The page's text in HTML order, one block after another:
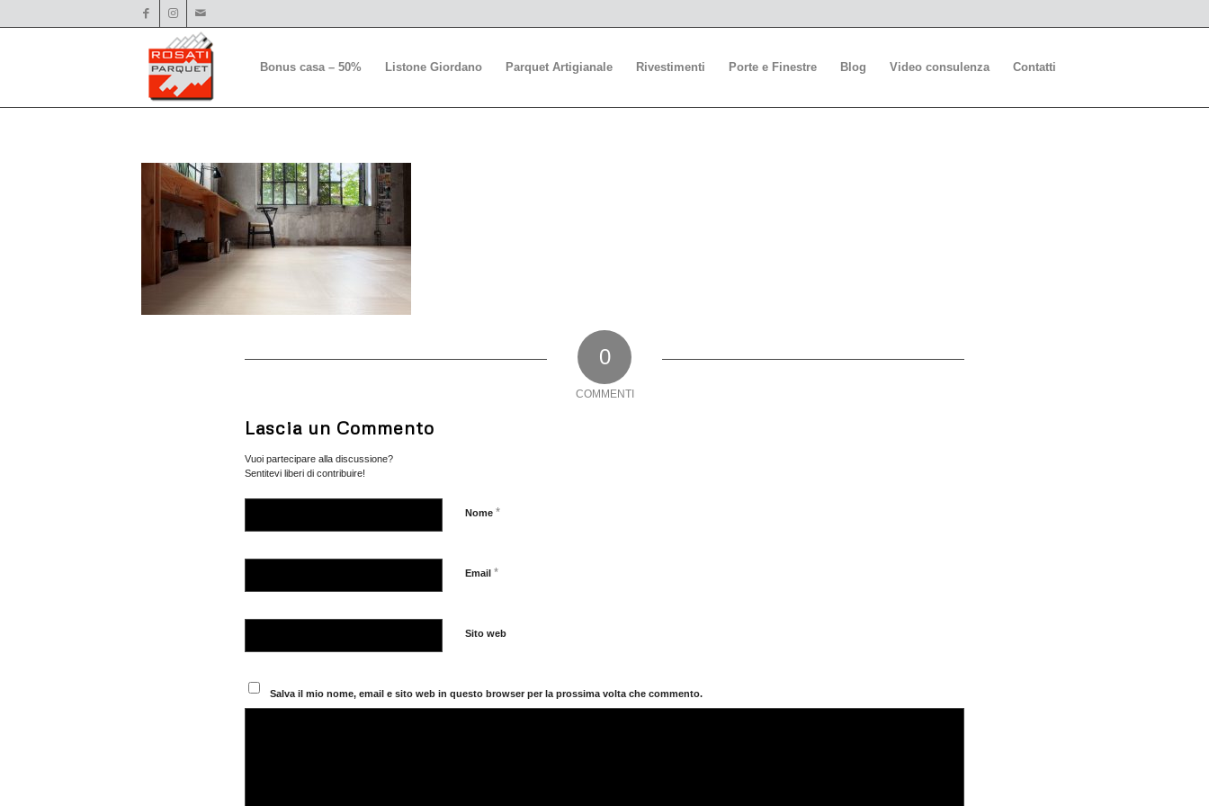
Bonus casa – 50% Listone Giordano Parquet Artigianale Rivestimenti Porte e Finestre Blog Video consulenza Contatti
0
COMMENTI
Lascia un Commento
Vuoi partecipare alla discussione?
Sentitevi liberi di contribuire!
Nome *
Email *
Sito web
Salva il mio nome, email e sito web in questo browser per la prossima volta che commento.